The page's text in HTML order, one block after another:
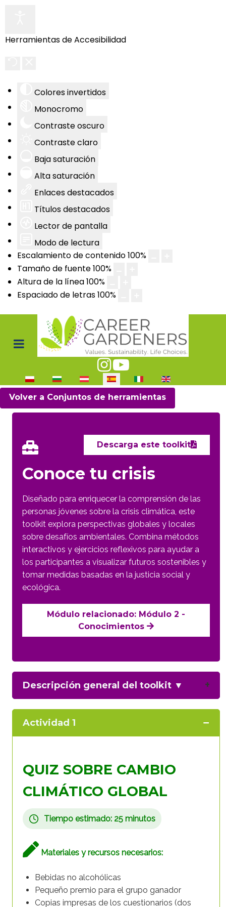
Herramientas de Accesibilidad
Colores invertidos
Monocromo
Contraste oscuro
Contraste claro
Baja saturación
Alta saturación
Enlaces destacados
Títulos destacados
Lector de pantalla
Modo de lectura
Escalamiento de contenido100%
Tamaño de fuente100%
Altura de la línea100%
Espaciado de letras100%
Seleccione su idioma
Volver a Conjuntos de herramientas
Descarga este toolkit
Conoce tu crisis
Diseñado para enriquecer la comprensión de las
personas jóvenes sobre la crisis climática, este
toolkit explora perspectivas globales y locales
sobre desafíos ambientales. Combina métodos
interactivos y ejercicios reflexivos para ayudar a
los participantes a visualizar futuros sostenibles y
tomar medidas basadas en la justicia social y
ecológica.
Módulo relacionado: Módulo 2 -
Conocimientos
Descripción general del toolkit ▼
Actividad 1
QUIZ SOBRE CAMBIO
CLIMÁTICO GLOBAL
Tiempo estimado: 25 minutos
Materiales y recursos necesarios:
Bebidas no alcohólicas
Pequeño premio para el grupo ganador
Copias impresas de los cuestionarios (dos